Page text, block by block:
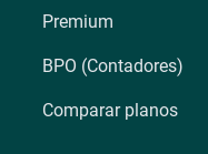
Premium
BPO (Contadores)
Comparar planos